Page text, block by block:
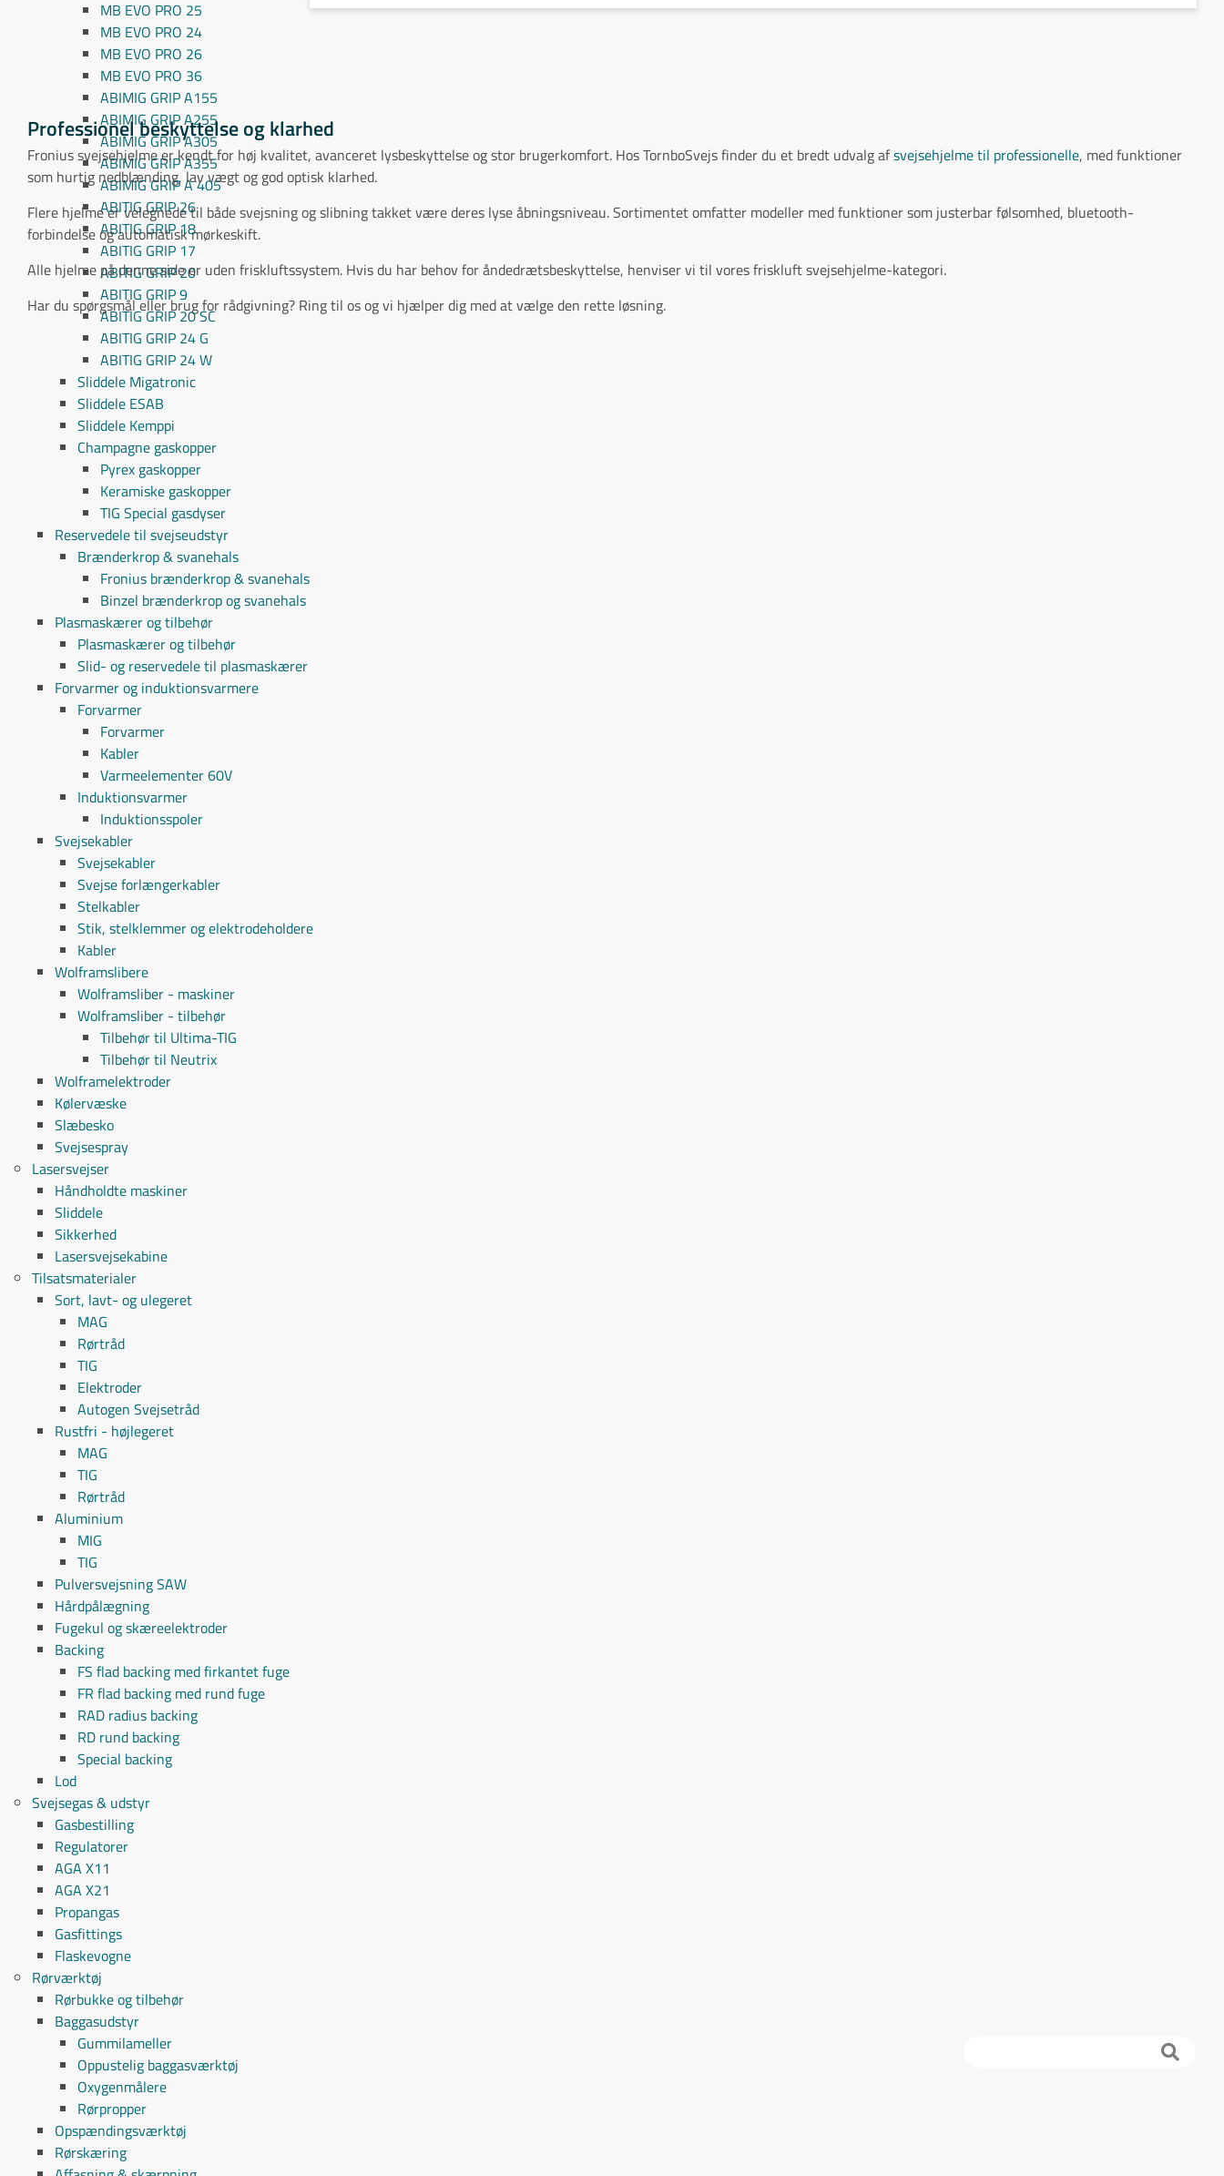
MB EVO PRO 25
MB EVO PRO 24
MB EVO PRO 26
MB EVO PRO 36
ABIMIG GRIP A155
ABIMIG GRIP A255
ABIMIG GRIP A305
ABIMIG GRIP A355
ABIMIG GRIP A 405
ABITIG GRIP 26
ABITIG GRIP 18
ABITIG GRIP 17
ABITIG GRIP 20
ABITIG GRIP 9
ABITIG GRIP 20 SC
ABITIG GRIP 24 G
ABITIG GRIP 24 W
Sliddele Migatronic
Sliddele ESAB
Sliddele Kemppi
Champagne gaskopper
Pyrex gaskopper
Keramiske gaskopper
TIG Special gasdyser
Reservedele til svejseudstyr
Brænderkrop & svanehals
Fronius brænderkrop & svanehals
Binzel brænderkrop og svanehals
Plasmaskærer og tilbehør
Plasmaskærer og tilbehør
Slid- og reservedele til plasmaskærer
Forvarmer og induktionsvarmere
Forvarmer
Forvarmer
Kabler
Varmeelementer 60V
Induktionsvarmer
Induktionsspoler
Svejsekabler
Svejsekabler
Svejse forlængerkabler
Stelkabler
Stik, stelklemmer og elektrodeholdere
Kabler
Wolframslibere
Wolframsliber - maskiner
Wolframsliber - tilbehør
Tilbehør til Ultima-TIG
Tilbehør til Neutrix
Wolframelektroder
Kølervæske
Slæbesko
Svejsespray
Lasersvejser
Håndholdte maskiner
Sliddele
Sikkerhed
Lasersvejsekabine
Tilsatsmaterialer
Sort, lavt- og ulegeret
MAG
Rørtråd
TIG
Elektroder
Autogen Svejsetråd
Rustfri - højlegeret
MAG
TIG
Rørtråd
Aluminium
MIG
TIG
Pulversvejsning SAW
Hårdpålægning
Fugekul og skæreelektroder
Backing
FS flad backing med firkantet fuge
FR flad backing med rund fuge
RAD radius backing
RD rund backing
Special backing
Lod
Svejsegas & udstyr
Gasbestilling
Regulatorer
AGA X11
AGA X21
Propangas
Gasfittings
Flaskevogne
Rørværktøj
Rørbukke og tilbehør
Baggasudstyr
Gummilameller
Oppustelig baggasværktøj
Oxygenmålere
Rørpropper
Opspændingsværktøj
Rørskæring
Professionel beskyttelse og klarhed
Fronius svejsehjelme er kendt for høj kvalitet, avanceret lysbeskyttelse og stor brugerkomfort. Hos TornboSvejs finder du et bredt udvalg afsvejsehjelme til professionelle, med funktioner
som hurtig nedblænding, lav vægt og god optisk klarhed.
Flere hjelme er velegnede til både svejsning og slibning takket være deres lyse åbningsniveau. Sortimentet omfatter modeller med funktioner som justerbar følsomhed, bluetooth-
forbindelse og automatisk mørkeskift.
Alle hjelme på denne side er uden friskluftssystem. Hvis du har behov for åndedrætsbeskyttelse, henviser vi til vores friskluft svejsehjelme-kategori.
Har du spørgsmål eller brug for rådgivning? Ring til os og vi hjælper dig med at vælge den rette løsning.